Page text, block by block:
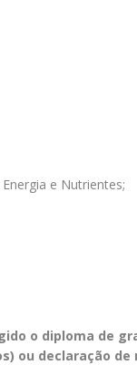
e Nutrientes;
o diploma de
ou declaração de